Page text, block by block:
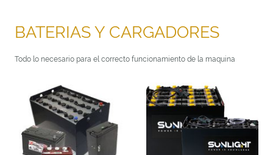
BATERIAS Y CARGADORES
Todo lo necesario para el correcto funcionamiento de la maquina